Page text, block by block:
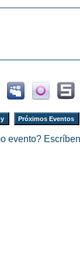
Próximos Eventos
evento?